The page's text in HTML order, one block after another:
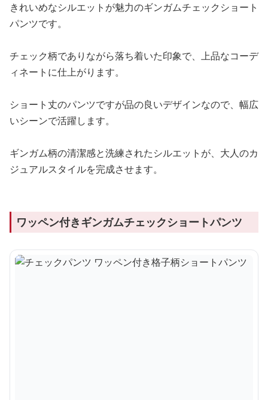
きれいめなシルエットが魅力のギンガムチェックショート
パンツです。
チェック柄でありながら落ち着いた印象で、上品なコーデ
ィネートに仕上がります。
ショート丈のパンツですが品の良いデザインなので、幅広
いシーンで活躍します。
ギンガム柄の清潔感と洗練されたシルエットが、大人のカ
ジュアルスタイルを完成させます。
ワッペン付きギンガムチェックショートパンツ